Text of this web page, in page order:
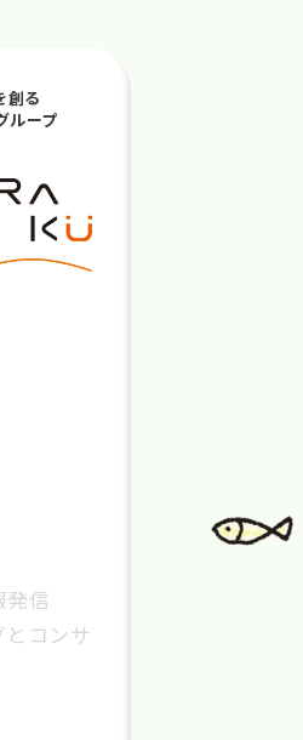
創る
ループ
発信
コンサ